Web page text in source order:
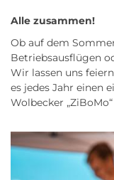
Alle zusammen!
Ob auf dem
Betriebsausflügen
Wir lassen uns
es jedes Jahr einen
Wolbecker